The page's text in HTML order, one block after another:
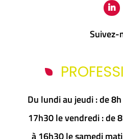
Suivez-
Du lundi au jeudi : de
17h30 le vendredi : de